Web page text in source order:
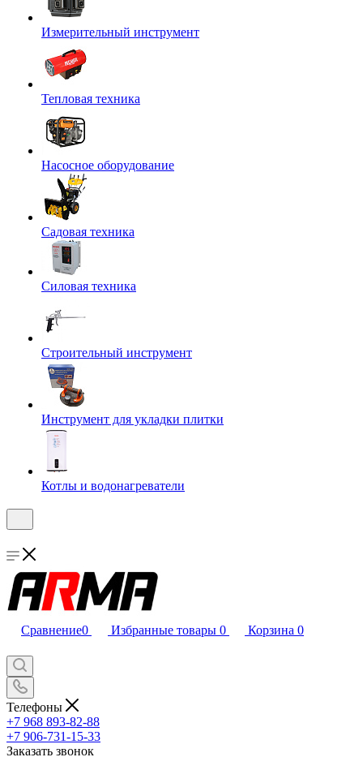
Измерительный инструмент
Тепловая техника
Насосное оборудование
Садовая техника
Силовая техника
Строительный инструмент
Инструмент для укладки плитки
Котлы и водонагреватели
Сравнение0 Избранные товары 0 Корзина 0
Телефоны
+7 968 893-82-88
+7 906-731-15-33
Заказать звонок